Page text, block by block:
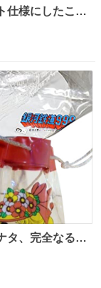
仕様にしたこ
いし、見た目
きはその値
用してほしい。
タ、完全なる同
ロ